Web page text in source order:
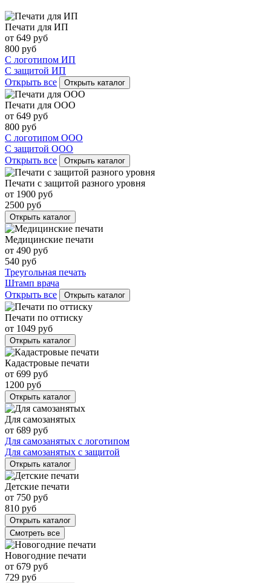
Печати для ИП
от 649 руб
800 руб
С логотипом ИП
С защитой ИП
Открыть все
Открыть каталог
Печати для ООО
от 649 руб
800 руб
С логотипом ООО
С защитой ООО
Открыть все
Открыть каталог
Печати с защитой разного уровня
от 1900 руб
2500 руб
Открыть каталог
Медицинские печати
от 490 руб
540 руб
Треугольная печать
Штамп врача
Открыть все
Открыть каталог
Печати по оттиску
от 1049 руб
Открыть каталог
Кадастровые печати
от 699 руб
1200 руб
Открыть каталог
Для самозанятых
от 689 руб
Для самозанятых с логотипом
Для самозанятых с защитой
Открыть каталог
Детские печати
от 750 руб
810 руб
Открыть каталог
Смотреть все
Новогодние печати
от 679 руб
729 руб